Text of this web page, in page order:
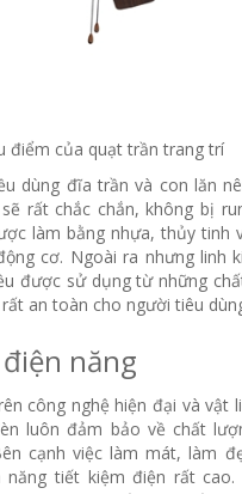
điểm của quạt trần trang trí
dùng đĩa trần và con lăn
rất chắc chắn, không bị
làm bằng nhựa, thủy tinh
cơ. Ngoài ra nhưng linh
được sử dụng từ những
an toàn cho người tiêu
năng
công nghệ hiện đại và vật
luôn đảm bảo về chất
cạnh việc làm mát, làm
năng tiết kiệm điện rất cao.